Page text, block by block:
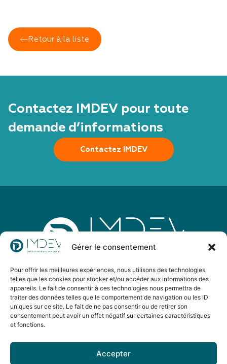
Gérer le consentement
Pour offrir les meilleures expériences, nous utilisons des technologies
telles que les cookies pour stocker et/ou accéder aux informations des
appareils. Le fait de consentir à ces technologies nous permettra de
traiter des données telles que le comportement de navigation ou les ID
uniques sur ce site. Le fait de ne pas consentir ou de retirer son
consentement peut avoir un effet négatif sur certaines caractéristiques
et fonctions.
Accepter
Retour à la liste
Contactez IMDEV pour toute
demande d’informations
Contactez IMDEV
IMDEV est un groupement d’imagerie médicale
d’envergure nationale dont l’objectif est de développer
l’accès aux soins sur tous les territoires en alliant
excellence et innovation.